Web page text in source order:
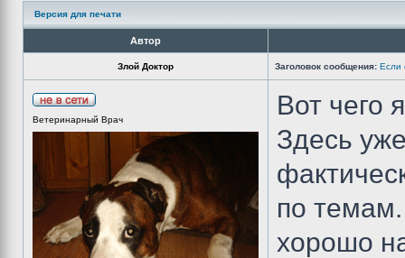
Версия для печати
Автор
Злой Доктор Заголовок сообщения: Если
Ветеринарный Врач
Вот чего
Здесь
по
хорошо